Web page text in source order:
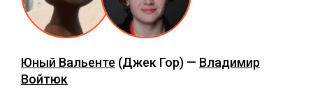
Юный Вальенте (Джек Гор) — Владимир
Войтюк